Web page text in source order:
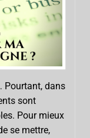
Pourtant, dans
sont
Pour mieux
se mettre,